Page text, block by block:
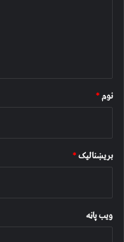
*
نوم*
بریښنالیک*
ویب پاڼه